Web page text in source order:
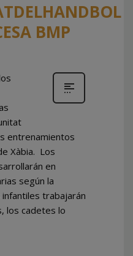
BMP
entrenamientos
Xàbia. Los
en
según la
trabajarán
los cadetes lo